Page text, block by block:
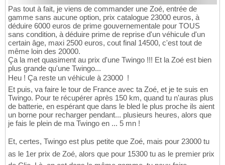
Pas tout à fait, je viens de commander une Zoé, entrée de
gamme sans aucune option, prix catalogue 23000 euros, à
déduire 6000 euros de prime gouvernementale pour TOUS
sans condition, à déduire prime de reprise d'un véhicule d'un
certain âge, maxi 2500 euros, cout final 14500, c'est tout de
même loin des 20000.
Ça la met quasiment au prix d'une Twingo !!! Et la Zoé est bien
plus grande qu'une Twingo...
Heu ! Ça reste un véhicule à 23000  !
Et puis, va faire le tour de France avec ta Zoé, et je te suis en
Twingo. Pour te récupérer après 150 km, quand tu n'auras plus
de batterie, en espérant que dans le bled le plus proche ils aient
un borne pour recharger pendant... plusieurs heures, alors que
je fais le plein de ma Twingo en ... 5 mn !
Et, certes, Twingo est plus petite que Zoé, mais pour 23000 tu
as le 1er prix de Zoé, alors que pour 15300 tu as le premier prix